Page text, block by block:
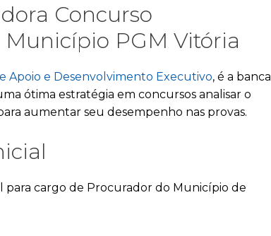
Concurso
PGM Vitória
Apoio e Desenvolvimento Executivo, é a banca
ótima estratégia em concursos analisar o
aumentar seu desempenho nas provas.
para cargo de Procurador do Município de